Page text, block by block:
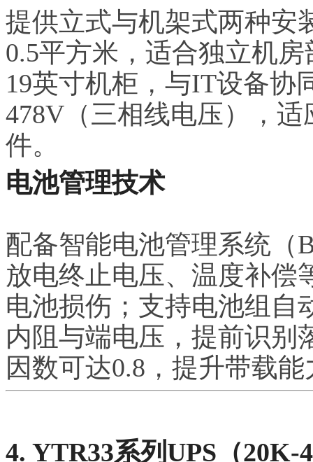
提供立式与机架式两种安
0.5平方米，适合独立机
19英寸机柜，与IT设备协
478V（三相线电压），
件。
电池管理技术
配备智能电池管理系统（
放电终止电压、温度补偿
电池损伤；支持电池组自
内阻与端电压，提前识别
因数可达0.8，提升带载能
4. YTR33系列UPS（20K-